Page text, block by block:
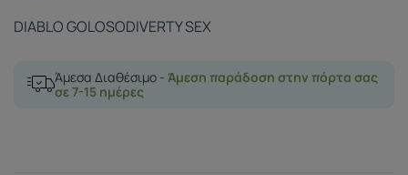
DIABLO GOLOSODIVERTY SEX
Άμεσα Διαθέσιμο - Άμεση παράδοση στην πόρτα σας
σε 7-15 ημέρες